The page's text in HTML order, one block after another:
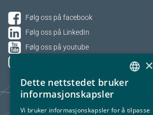
Følg oss på facebook
Følg oss på LinkedIn
Følg oss på youtube
NORWEGIAN
×
Dette nettstedet bruker
informasjonskapsler
Vi bruker informasjonskapsler for å tilpasse